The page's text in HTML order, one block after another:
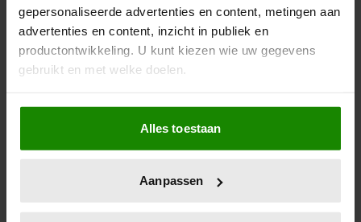
gepersonaliseerde advertenties en content, metingen aan
advertenties en content, inzicht in publiek en
productontwikkeling. U kunt kiezen wie uw gegevens
gebruikt en met welke doelen.
Als u het toestaat, willen we ook graag:
Informatie verzamelen over uw geografische
locatie, die tot een paar meter nauwkeurig kan zijn
scannen op specifieke eigenschappen (fingerprinting)
Alles toestaan
Aanpassen
06/10/2025
LIL’ KLEINE ZIET ZOONTJE LÍO NIET MEER